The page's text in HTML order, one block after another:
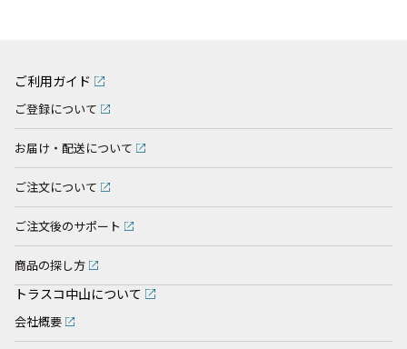
ご利用ガイド
ご登録について
お届け・配送について
ご注文について
ご注文後のサポート
商品の探し方
トラスコ中山について
会社概要